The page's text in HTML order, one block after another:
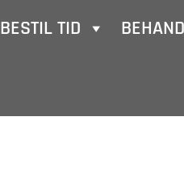
BESTIL TID